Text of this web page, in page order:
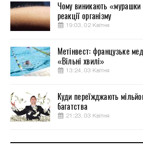
Чому виникають «мурашки
реакції організму
19:03, 02 Квітня
Метінвест: французьке
«Вільні хвилі»
13:24, 03 Квітня
Куди переїжджають
багатства
21:23, 03 Квітня